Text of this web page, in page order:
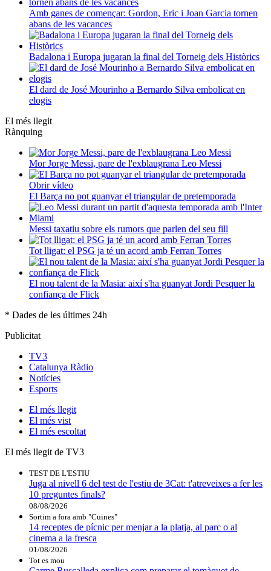
Amb ganes de començar: Gordon, Eric i Joan Garcia tornen
abans de les vacances
Badalona i Europa jugaran la final del Torneig dels Històrics
El dard de José Mourinho a Bernardo Silva embolicat en
elogis
El més llegit
Rànquing
Mor Jorge Messi, pare de l'exblaugrana Leo Messi
Obrir vídeo
El Barça no pot guanyar el triangular de pretemporada
Messi taxatiu sobre els rumors que parlen del seu fill
Tot lligat: el PSG ja té un acord amb Ferran Torres
El nou talent de la Masia: així s'ha guanyat Jordi Pesquer la
confiança de Flick
* Dades de les últimes 24h
Publicitat
TV3
Catalunya Ràdio
Notícies
Esports
El més llegit
El més vist
El més escoltat
El més llegit de TV3
TEST DE L'ESTIU
Juga al nivell 6 del test de l'estiu de 3Cat: t'atreveixes a fer les
10 preguntes finals?
08/08/2026
Sortim a fora amb "Cuines"
14 receptes de pícnic per menjar a la platja, al parc o al
cinema a la fresca
01/08/2026
Tot es mou